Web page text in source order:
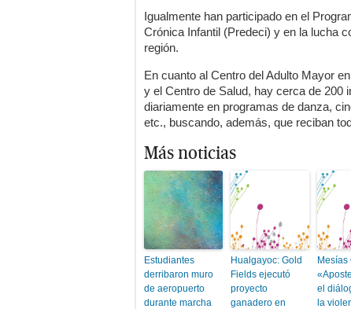
Igualmente han participado en el
Crónica Infantil (Predeci) y en la lucha
región.
En cuanto al Centro del Adulto Mayor
y el Centro de Salud, hay cerca de 200
diariamente en programas de danza,
etc., buscando, además, que reciban
Más noticias
Estudiantes
derribaron muro
de aeropuerto
durante marcha
Hualgayoc: Gold
Fields ejecutó
proyecto
ganadero en
Mesías
el
la